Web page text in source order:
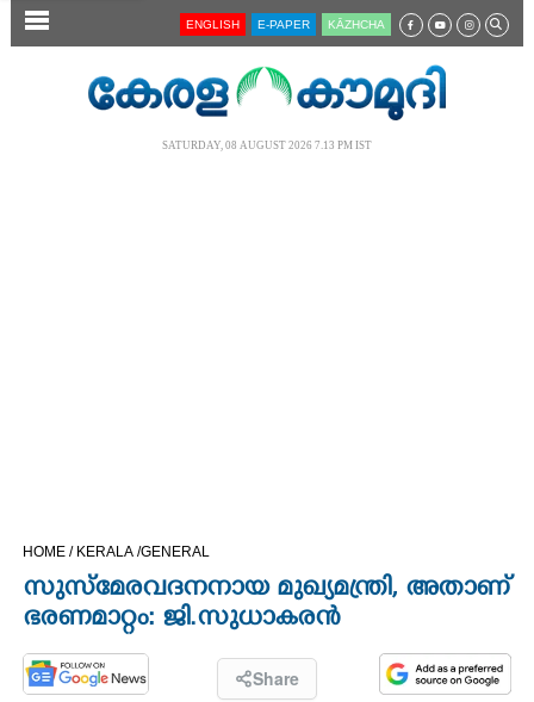
SECTIONS
CINEMA
OPINION
PHOTOS
ENGLISH E-PAPER KĀZHCHA
SATURDAY, 08 AUGUST 2026 7.13 PM IST
HOME / KERALA /GENERAL
സുസ്മേരവദനനായ മുഖ്യമന്ത്രി, അതാണ്
ഭരണമാറ്റം: ജി.സുധാകരൻ
Share